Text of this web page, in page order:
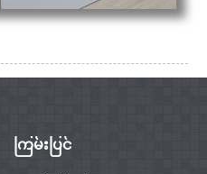
ကြမ်းပြင်